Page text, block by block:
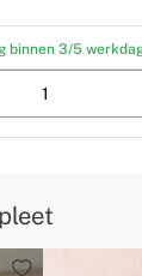
binnen 3/5